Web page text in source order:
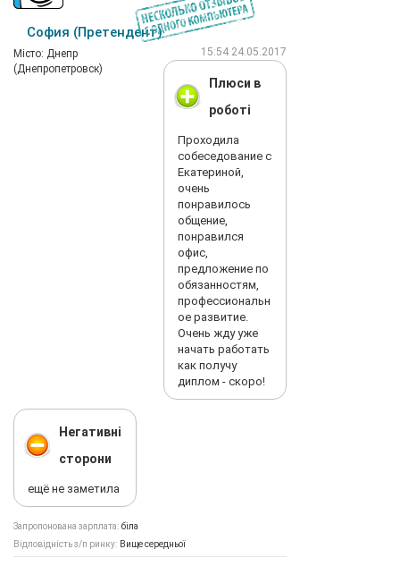
София (Претендент)
Мiсто: Днепр
(Днепропетровск)
15:54 24.05.2017
Плюси в
роботі
Проходила
собеседование с
Екатериной,
очень
понравилось
общение,
понравился
офис,
предложение по
обязанностям,
профессиональн
ое развитие.
Очень жду уже
начать работать
как получу
диплом - скоро!
Негативні
сторони
ещё не заметила
Запропонована зарплата: біла
Відповідність з/п ринку: Вище середньої